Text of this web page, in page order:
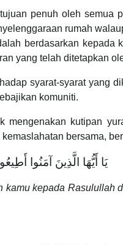
penuh oleh semua
rumah
berdasarkan kepada
yang telah ditetapkan
syarat-syarat yang
komuniti.
kutipan
bersama,
يَا أَيُّهَا الَّذِينَ آمَنُوا
kepada Rasulullah